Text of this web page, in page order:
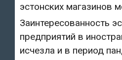
эстонских магазинов
Заинтересованность
предприятий в
исчезла и в период